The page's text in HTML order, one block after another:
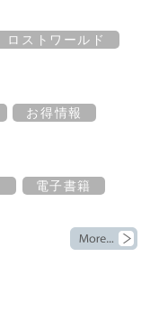
ロストワールド
お得情報
電子書籍